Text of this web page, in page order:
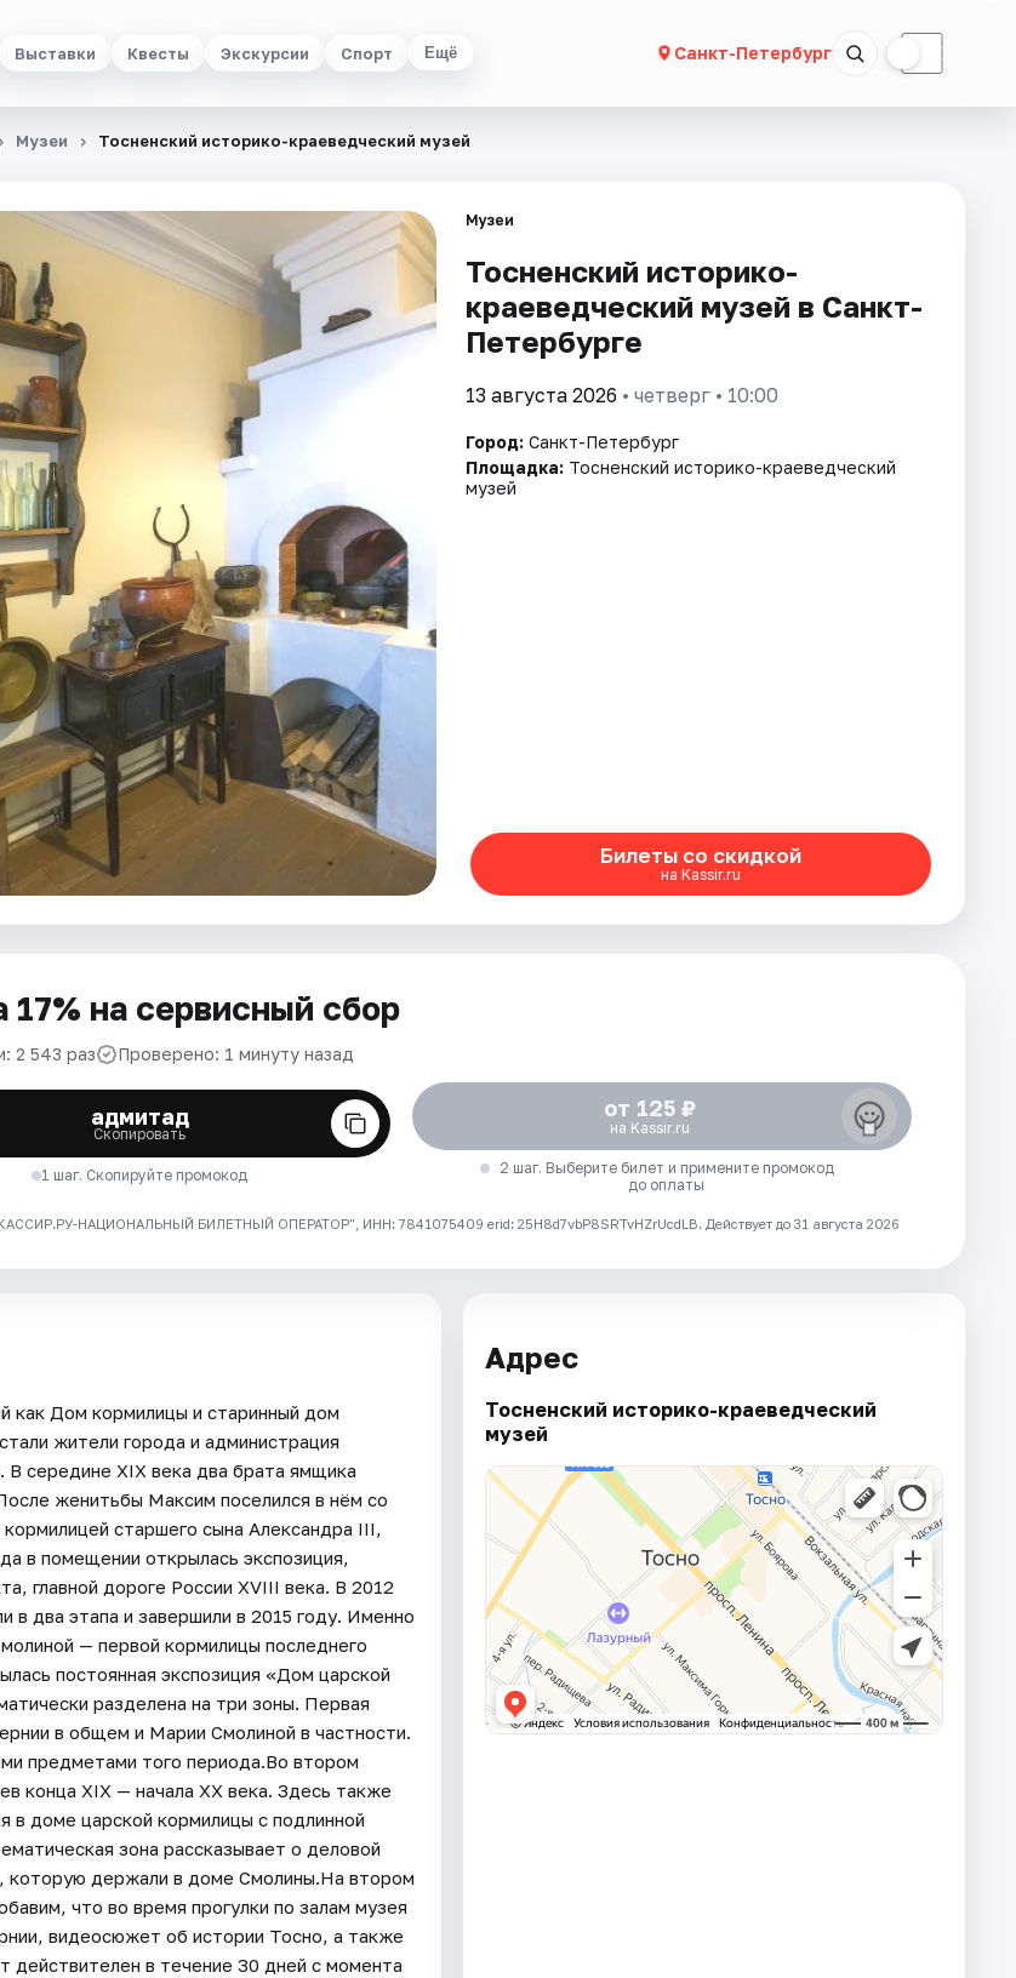
Выставки Квесты Экскурсии Спорт Ещё Санкт-Петербург ☾
Музеи Тосненский историко-краеведческий музей
Музеи
Тосненский историко-
краеведческий музей в Санкт-
Петербурге
13 августа 2026 • четверг • 10:00
Город: Санкт-Петербург
Площадка: Тосненский историко-краеведческий
музей
Билеты со скидкой
на Kassir.ru
17% на сервисный сбор
2 543 раз Проверено: 1 минуту назад
адмитад
Скопировать
1 шаг. Скопируйте промокод
от 125 ₽
на Kassir.ru
2 шаг. Выберите билет и примените промокод
до оплаты
НАЦИОНАЛЬНЫЙ БИЛЕТНЫЙ ОПЕРАТОР", ИНН: 7841075409 erid: 25H8d7vbP8SRTvHZrUcdLB. Действует до 31 августа 2026
как Дом кормилицы и старинный дом
жители города и администрация
В середине XIX века два брата ямщика
женитьбы Максим поселился в нём со
старшего сына Александра III,
в помещении открылась экспозиция,
главной дороге России XVIII века. В 2012
в два этапа и завершили в 2015 году. Именно
— первой кормилицы последнего
постоянная экспозиция «Дом царской
разделена на три зоны. Первая
в общем и Марии Смолиной в частности.
предметами того периода.Во втором
конца XIX — начала XX века. Здесь также
в доме царской кормилицы с подлинной
зона рассказывает о деловой
которую держали в доме Смолины.На втором
что во время прогулки по залам музея
видеосюжет об истории Тосно, а также
действителен в течение 30 дней с момента
Адрес
Тосненский историко-краеведческий
музей